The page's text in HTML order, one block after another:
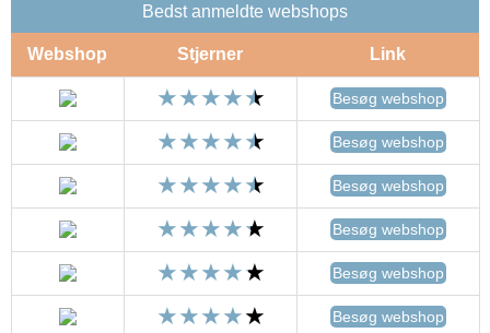
Bedst anmeldte webshops
Webshop Stjerner Link
Besøg webshop
Besøg webshop
Besøg webshop
Besøg webshop
Besøg webshop
Besøg webshop